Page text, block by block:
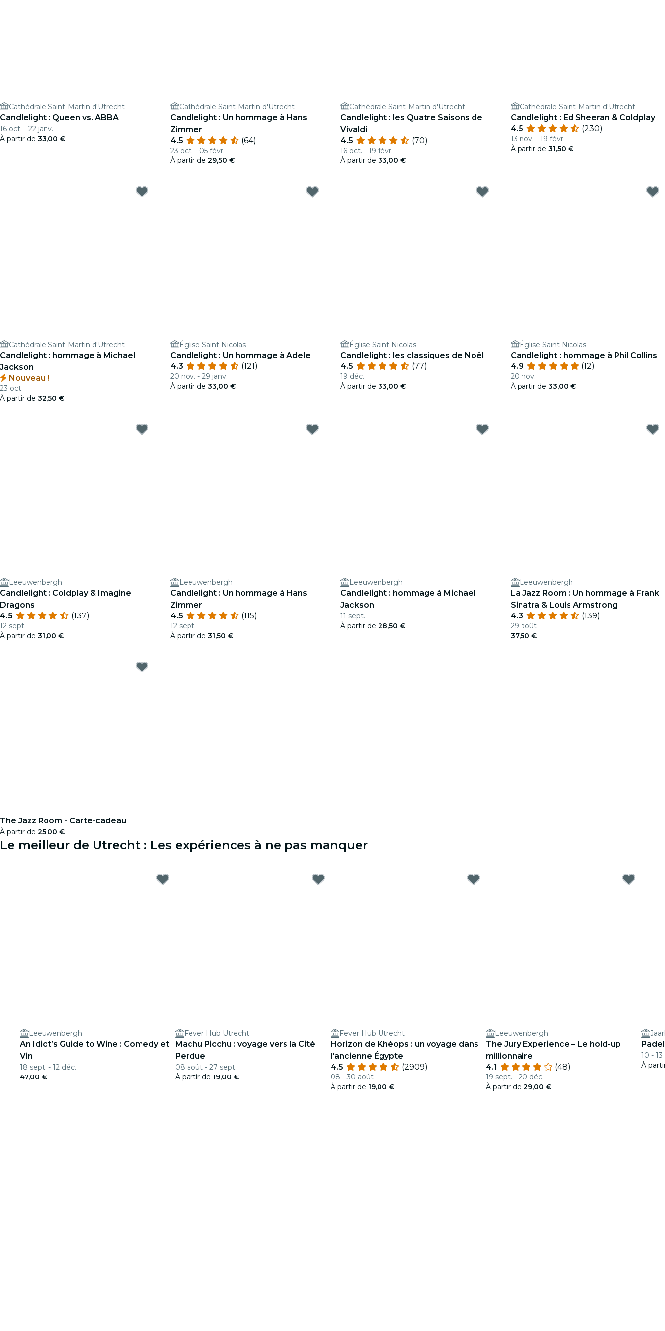
Cathédrale Saint-Martin d'Utrecht
Candlelight : Queen vs. ABBA
16 oct. - 22 janv.
À partir de 33,00 €
Cathédrale Saint-Martin d'Utrecht
Candlelight : Un hommage à Hans
Zimmer
4.5
(64)
23 oct. - 05 févr.
À partir de 29,50 €
Cathédrale Saint-Martin d'Utrecht
Candlelight : les Quatre Saisons de
Vivaldi
4.5
(70)
16 oct. - 19 févr.
À partir de 33,00 €
Cathédrale Saint-Martin d'Utrecht
Candlelight : Ed Sheeran & Coldplay
4.5
(230)
13 nov. - 19 févr.
À partir de 31,50 €
Cathédrale Saint-Martin d'Utrecht
Candlelight : hommage à Michael
Jackson
Nouveau !
23 oct.
À partir de 32,50 €
Église Saint Nicolas
Candlelight : Un hommage à Adele
4.3
(121)
20 nov. - 29 janv.
À partir de 33,00 €
Église Saint Nicolas
Candlelight : les classiques de Noël
4.5
(77)
19 déc.
À partir de 33,00 €
Église Saint Nicolas
Candlelight : hommage à Phil Collins
4.9
(12)
20 nov.
À partir de 33,00 €
Leeuwenbergh
Candlelight : Coldplay & Imagine
Dragons
4.5
(137)
12 sept.
À partir de 31,00 €
Leeuwenbergh
Candlelight : Un hommage à Hans
Zimmer
4.5
(115)
12 sept.
À partir de 31,50 €
Leeuwenbergh
Candlelight : hommage à Michael
Jackson
11 sept.
À partir de 28,50 €
Leeuwenbergh
La Jazz Room : Un hommage à Frank
Sinatra & Louis Armstrong
4.3
(139)
29 août
37,50 €
The Jazz Room - Carte-cadeau
À partir de 25,00 €
Le meilleur de Utrecht : Les expériences à ne pas manquer
Leeuwenbergh
An Idiot’s Guide to Wine : Comedy et
Vin
18 sept. - 12 déc.
47,00 €
Fever Hub Utrecht
Machu Picchu : voyage vers la Cité
Perdue
08 août - 27 sept.
À partir de 19,00 €
Fever Hub Utrecht
Horizon de Khéops : un voyage dans
l'ancienne Égypte
4.5
(2909)
08 - 30 août
À partir de 19,00 €
Leeuwenbergh
The Jury Experience – Le hold-up
millionnaire
4.1
(48)
19 sept. - 20 déc.
À partir de 29,00 €
10 -
À